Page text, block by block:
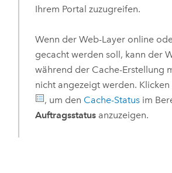
Ihrem Portal zuzugreifen.
Wenn der Web-Layer online
gecacht werden soll, kann der
während der Cache-Erstellung
nicht angezeigt werden. Klicken
, um den Cache-Statusim
Auftragsstatusanzuzeigen.